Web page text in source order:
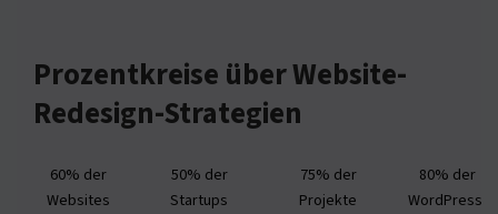
Prozentkreise über Website-
Redesign-Strategien
60% der
Websites
50% der
Startups
75% der
Projekte
80% der
WordPress-